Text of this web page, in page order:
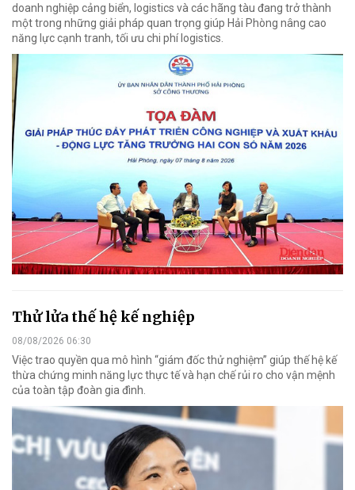
doanh nghiệp cảng biển, logistics và các hãng tàu đang trở thành
một trong những giải pháp quan trọng giúp Hải Phòng nâng cao
năng lực cạnh tranh, tối ưu chi phí logistics.
Thử lửa thế hệ kế nghiệp
08/08/2026 06:30
Việc trao quyền qua mô hình “giám đốc thử nghiệm” giúp thế hệ kế
thừa chứng minh năng lực thực tế và hạn chế rủi ro cho vận mệnh
của toàn tập đoàn gia đình.